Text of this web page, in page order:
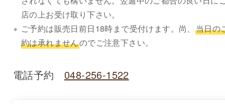
店の上お受け取り下さい。
ご予約は販売日前日18時まで受付けます。尚、 当日の
約は承れませんのでご注意下さい。
電話予約 048-256-1522